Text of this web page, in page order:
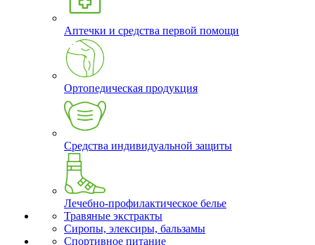
Аптечки и средства первой помощи
Ортопедическая продукция
Средства индивидуальной защиты
Лечебно-профилактическое белье
Травяные экстракты
Сиропы, элексиры, бальзамы
Спортивное питание